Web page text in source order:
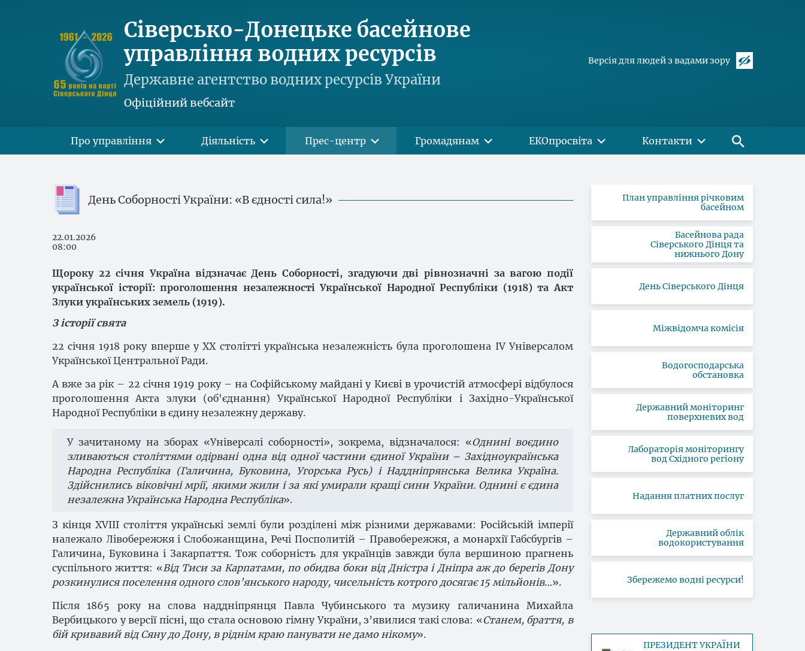
Сіверсько-Донецьке басейнове
управління водних ресурсів
Державне агентство водних ресурсів України
Офіційний вебсайт
Версія для людей з вадами зору
Про управління Діяльність Прес-центр Громадянам ЕКОпросвіта Контакти
День Соборності України: «В єдності сила!»
22.01.2026
08:00
Щороку 22 січня Україна відзначає День Соборності, згадуючи дві рівнозначні за вагою події
української історії: проголошення незалежності Української Народної Республіки (1918) та Акт
Злуки українських земель (1919).
З історії свята
22 січня 1918 року вперше у XX столітті українська незалежність була проголошена IV Універсалом
Української Центральної Ради.
А вже за рік – 22 січня 1919 року – на Софійському майдані у Києві в урочистій атмосфері відбулося
проголошення Акта злуки (об'єднання) Української Народної Республіки і Західно-Української
Народної Республіки в єдину незалежну державу.
У зачитаному на зборах «Універсалі соборності», зокрема, відзначалося: «Однині воєдино
зливаються століттями одірвані одна від одної частини єдиної України – Західноукраїнська
Народна Республіка (Галичина, Буковина, Угорська Русь) і Наддніпрянська Велика Україна.
Здійснились віковічні мрії, якими жили і за які умирали кращі сини України. Однині є єдина
незалежна Українська Народна Республіка».
З кінця XVIII століття українські землі були розділені між різними державами: Російській імперії
належало Лівобережжя і Слобожанщина, Речі Посполитій – Правобережжя, а монархії Габсбургів –
Галичина, Буковина і Закарпаття. Тож соборність для українців завжди була вершиною прагнень
суспільного життя: «Від Тиси за Карпатами, по обидва боки від Дністра і Дніпра аж до берегів Дону
розкинулися поселення одного слов’янського народу, чисельність котрого досягає 15 мільйонів…».
Після 1865 року на слова наддніпрянця Павла Чубинського та музику галичанина Михайла
Вербицького у версії пісні, що стала основою гімну України, з’явилися такі слова: «Станем, браття, в
бій кривавий від Сяну до Дону, в ріднім краю панувати не дамо нікому».
План управління річковим
басейном
Басейнова рада
Сіверського Дінця та
нижнього Дону
День Сіверського Дінця
Міжвідомча комісія
Водогосподарська
обстановка
Державний моніторинг
поверхневих вод
Лабораторія моніторингу
вод Східного регіону
Надання платних послуг
Державний облік
водокористування
Збережемо водні ресурси!
ПРЕЗИДЕНТ УКРАЇНИ